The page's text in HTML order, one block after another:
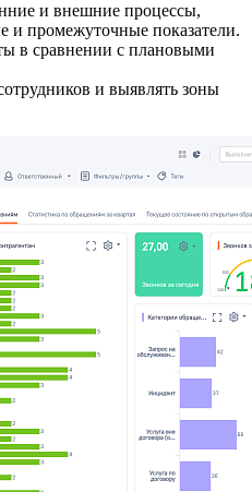
и внешние процессы,
и промежуточные показатели.
в сравнении с плановыми
и выявлять зоны